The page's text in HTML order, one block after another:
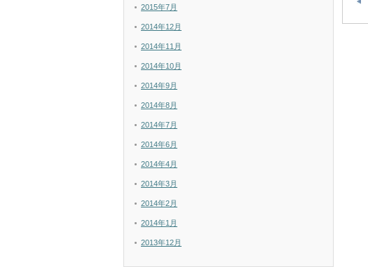
2015年7月
2014年12月
2014年11月
2014年10月
2014年9月
2014年8月
2014年7月
2014年6月
2014年4月
2014年3月
2014年2月
2014年1月
2013年12月